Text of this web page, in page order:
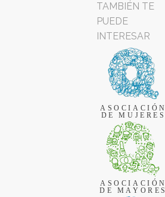
TAMBIÉN TE
PUEDE
INTERESAR
ASOCIACIÓN
DE MUJERES
ASOCIACIÓN
DE MAYORES